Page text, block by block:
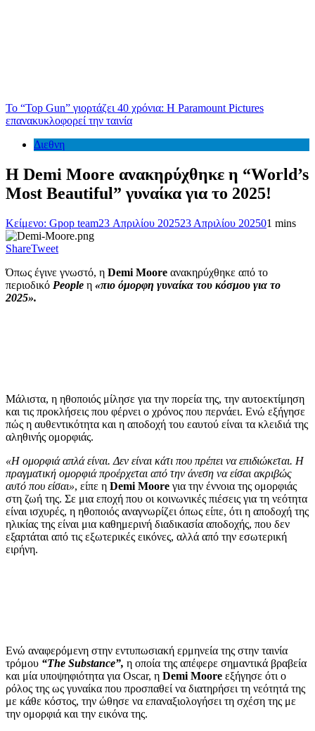
Το “Top Gun” γιορτάζει 40 χρόνια: Η Paramount Pictures
επανακυκλοφορεί την ταινία
Διεθνη
Η Demi Moore ανακηρύχθηκε η “World’s
Most Beautiful” γυναίκα για το 2025!
Κείμενο: Gpop team23 Απριλίου 202523 Απριλίου 202501 mins
ShareTweet
Όπως έγινε γνωστό, η Demi Moore ανακηρύχθηκε από το
περιοδικό People η «πιο όμορφη γυναίκα του κόσμου για το
2025».
Μάλιστα, η ηθοποιός μίλησε για την πορεία της, την αυτοεκτίμηση
και τις προκλήσεις που φέρνει ο χρόνος που περνάει. Ενώ εξήγησε
πώς η αυθεντικότητα και η αποδοχή του εαυτού είναι τα κλειδιά της
αληθινής ομορφιάς.
«Η ομορφιά απλά είναι. Δεν είναι κάτι που πρέπει να επιδιώκεται. Η
πραγματική ομορφιά προέρχεται από την άνεση να είσαι ακριβώς
αυτό που είσαι», είπε η Demi Moore για την έννοια της ομορφιάς
στη ζωή της. Σε μια εποχή που οι κοινωνικές πιέσεις για τη νεότητα
είναι ισχυρές, η ηθοποιός αναγνωρίζει όπως είπε, ότι η αποδοχή της
ηλικίας της είναι μια καθημερινή διαδικασία αποδοχής, που δεν
εξαρτάται από τις εξωτερικές εικόνες, αλλά από την εσωτερική
ειρήνη.
Ενώ αναφερόμενη στην εντυπωσιακή ερμηνεία της στην ταινία
τρόμου “The Substance”, η οποία της απέφερε σημαντικά βραβεία
και μία υποψηφιότητα για Oscar, η Demi Moore εξήγησε ότι ο
ρόλος της ως γυναίκα που προσπαθεί να διατηρήσει τη νεότητά της
με κάθε κόστος, την ώθησε να επαναξιολογήσει τη σχέση της με
την ομορφιά και την εικόνα της.